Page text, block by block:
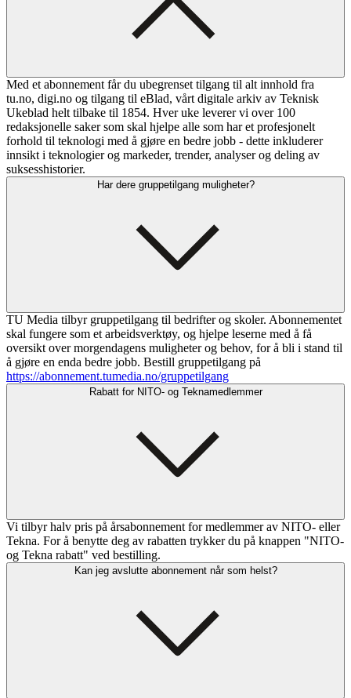
Med et abonnement får du ubegrenset tilgang til alt innhold fra
tu.no, digi.no og tilgang til eBlad, vårt digitale arkiv av Teknisk
Ukeblad helt tilbake til 1854. Hver uke leverer vi over 100
redaksjonelle saker som skal hjelpe alle som har et profesjonelt
forhold til teknologi med å gjøre en bedre jobb - dette inkluderer
innsikt i teknologier og markeder, trender, analyser og deling av
suksesshistorier.
Har dere gruppetilgang muligheter?
TU Media tilbyr gruppetilgang til bedrifter og skoler. Abonnementet
skal fungere som et arbeidsverktøy, og hjelpe leserne med å få
oversikt over morgendagens muligheter og behov, for å bli i stand til
å gjøre en enda bedre jobb. Bestill gruppetilgang på
https://abonnement.tumedia.no/gruppetilgang
Rabatt for NITO- og Teknamedlemmer
Vi tilbyr halv pris på årsabonnement for medlemmer av NITO- eller
Tekna. For å benytte deg av rabatten trykker du på knappen "NITO-
og Tekna rabatt" ved bestilling.
Kan jeg avslutte abonnement når som helst?